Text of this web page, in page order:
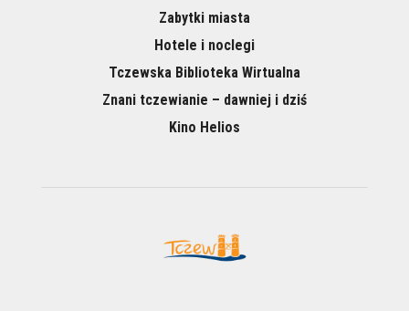
Zabytki miasta
Hotele i noclegi
Tczewska Biblioteka Wirtualna
Znani tczewianie – dawniej i dziś
Kino Helios